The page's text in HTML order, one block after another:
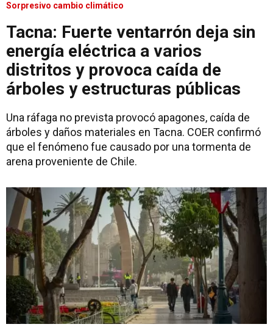
Sorpresivo cambio climático
Tacna: Fuerte ventarrón deja sin
energía eléctrica a varios
distritos y provoca caída de
árboles y estructuras públicas
Una ráfaga no prevista provocó apagones, caída de
árboles y daños materiales en Tacna. COER confirmó
que el fenómeno fue causado por una tormenta de
arena proveniente de Chile.